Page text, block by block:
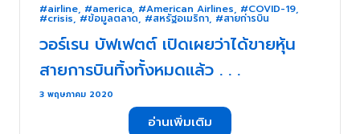
#airline, #america, #American Airlines, #COVID-19,
#crisis,#ข้อมูลตลาด, #สหรัฐอเมริกา, #สายก่ารบิน
วอร์เรน บัฟเฟตต์ เปิดเผยว่าได้ขายหุ้น
สายการบินทิ้งทั้งหมดแล้ว . . .
3 พฤษภาคม 2020
อ่านเพิ่มเติม